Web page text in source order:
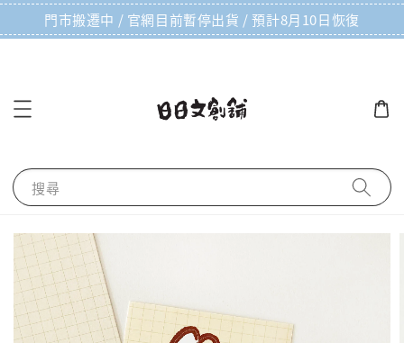
門市搬遷中 / 官網目前暫停出貨 / 預計8月10日恢復
搜尋